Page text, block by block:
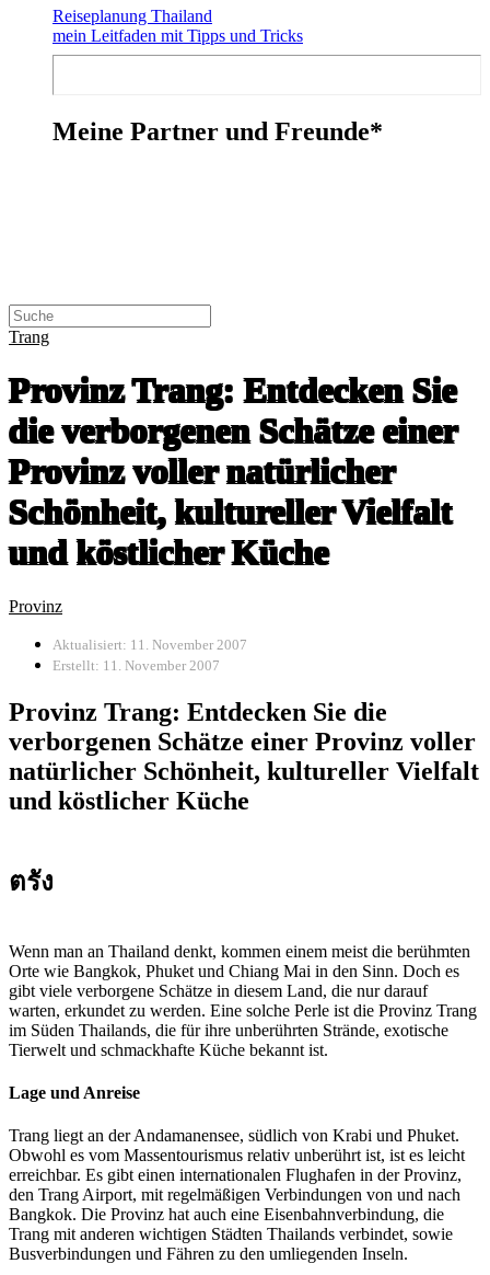
Reiseplanung Thailand
mein Leitfaden mit Tipps und Tricks
Meine Partner und Freunde*
Trang
Provinz Trang: Entdecken Sie
die verborgenen Schätze einer
Provinz voller natürlicher
Schönheit, kultureller Vielfalt
und köstlicher Küche
Provinz
Aktualisiert: 11. November 2007
Erstellt: 11. November 2007
Provinz Trang: Entdecken Sie die
verborgenen Schätze einer Provinz voller
natürlicher Schönheit, kultureller Vielfalt
und köstlicher Küche
ตรัง
Wenn man an Thailand denkt, kommen einem meist die berühmten
Orte wie Bangkok, Phuket und Chiang Mai in den Sinn. Doch es
gibt viele verborgene Schätze in diesem Land, die nur darauf
warten, erkundet zu werden. Eine solche Perle ist die Provinz Trang
im Süden Thailands, die für ihre unberührten Strände, exotische
Tierwelt und schmackhafte Küche bekannt ist.
Lage und Anreise
Trang liegt an der Andamanensee, südlich von Krabi und Phuket.
Obwohl es vom Massentourismus relativ unberührt ist, ist es leicht
erreichbar. Es gibt einen internationalen Flughafen in der Provinz,
den Trang Airport, mit regelmäßigen Verbindungen von und nach
Bangkok. Die Provinz hat auch eine Eisenbahnverbindung, die
Trang mit anderen wichtigen Städten Thailands verbindet, sowie
Busverbindungen und Fähren zu den umliegenden Inseln.